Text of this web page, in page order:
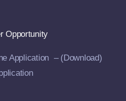
Opportunity
Application – (Download)